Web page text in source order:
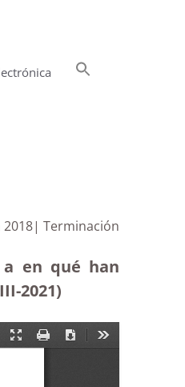
2018| Terminación
en qué han
2021)